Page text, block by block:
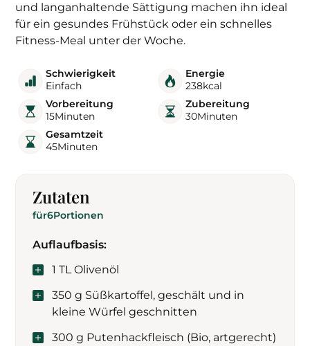
und langanhaltende Sättigung machen ihn ideal
für ein gesundes Frühstück oder ein schnelles
Fitness-Meal unter der Woche.
Schwierigkeit
Einfach
Energie
238kcal
Vorbereitung
15Minuten
Zubereitung
30Minuten
Gesamtzeit
45Minuten
Zutaten
für6Portionen
Auflaufbasis:
1 TL Olivenöl
350 g Süßkartoffel, geschält und in
kleine Würfel geschnitten
300 g Putenhackfleisch (Bio, artgerecht)